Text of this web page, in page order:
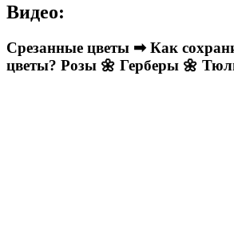
Видео:
Срезанные цветы ➡ Как
цветы? Розы 🌼 Герберы 🌼